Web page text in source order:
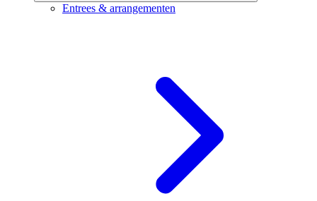
Entrees & arrangementen